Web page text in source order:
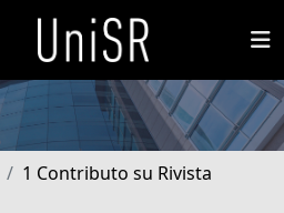
1 Contributo su Rivista